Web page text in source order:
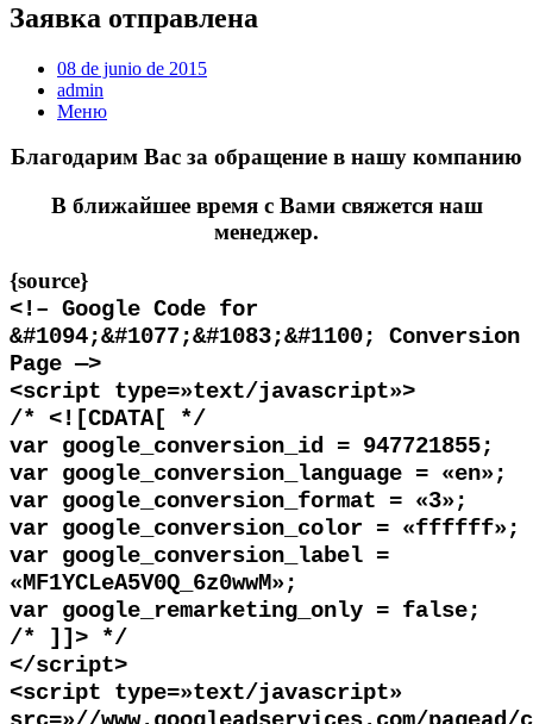
Заявка отправлена
08 de junio de 2015
admin
Меню
Благодарим Вас за обращение в нашу компанию
В ближайшее время с Вами свяжется наш
менеджер.
{source}
<!– Google Code for
&#1094;&#1077;&#1083;&#1100; Conversion
Page —>
<script type=»text/javascript»>
/* <![CDATA[ */
var google_conversion_id = 947721855;
var google_conversion_language = «en»;
var google_conversion_format = «3»;
var google_conversion_color = «ffffff»;
var google_conversion_label =
«MF1YCLeA5V0Q_6z0wwM»;
var google_remarketing_only = false;
/* ]] > */
</script>
<script type=»text/javascript»